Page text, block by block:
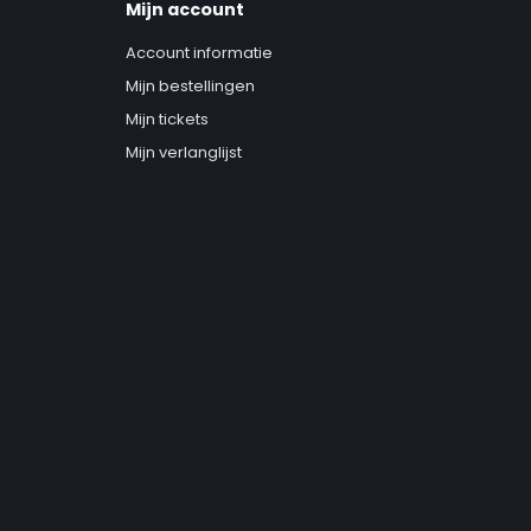
Mijn account
Account informatie
Mijn bestellingen
Mijn tickets
Mijn verlanglijst